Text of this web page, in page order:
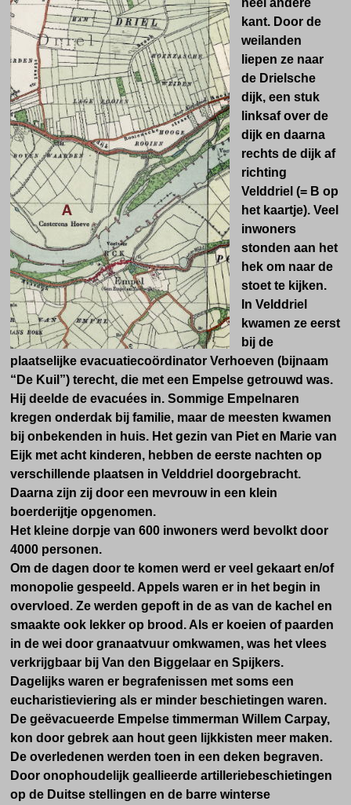
heel andere
kant. Door de
weilanden
liepen ze naar
de Drielsche
dijk, een stuk
linksaf over de
dijk en daarna
rechts de dijk af
richting
Velddriel (= B op
het kaartje). Veel
inwoners
stonden aan het
hek om naar de
stoet te kijken.
In Velddriel
kwamen ze eerst
bij de
plaatselijke evacuatiecoördinator Verhoeven (bijnaam
“De Kuil”) terecht, die met een Empelse getrouwd was.
Hij deelde de evacuées in. Sommige Empelnaren
kregen onderdak bij familie, maar de meesten kwamen
bij onbekenden in huis. Het gezin van Piet en Marie van
Eijk met acht kinderen, hebben de eerste nachten op
verschillende plaatsen in Velddriel doorgebracht.
Daarna zijn zij door een mevrouw in een klein
boerderijtje opgenomen.
Het kleine dorpje van 600 inwoners werd bevolkt door
4000 personen.
Om de dagen door te komen werd er veel gekaart en/of
monopolie gespeeld. Appels waren er in het begin in
overvloed. Ze werden gepoft in de as van de kachel en
smaakte ook lekker op brood. Als er koeien of paarden
in de wei door granaatvuur omkwamen, was het vlees
verkrijgbaar bij Van den Biggelaar en Spijkers.
Dagelijks waren er begrafenissen met soms een
eucharistieviering als er minder beschietingen waren.
De geëvacueerde Empelse timmerman Willem Carpay,
kon door gebrek aan hout geen lijkkisten meer maken.
De overledenen werden toen in een deken begraven.
Door onophoudelijk geallieerde artilleriebeschietingen
op de Duitse stellingen en de barre winterse